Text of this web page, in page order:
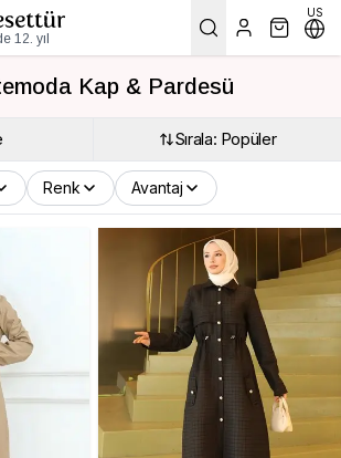
12. yıl
US
Kap & Pardesü
Sırala: Popüler
Renk Avantaj